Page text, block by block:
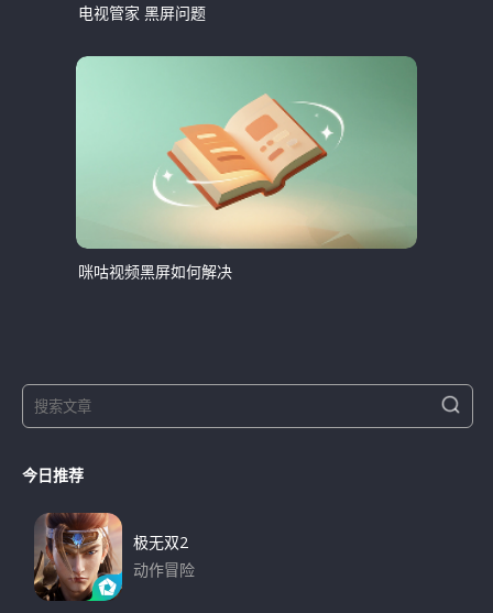
电视管家 黑屏问题
咪咕视频黑屏如何解决
e
r
S
e
今日推荐
极无双2
动作冒险